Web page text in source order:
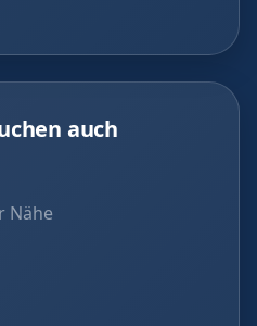
auch
Nähe